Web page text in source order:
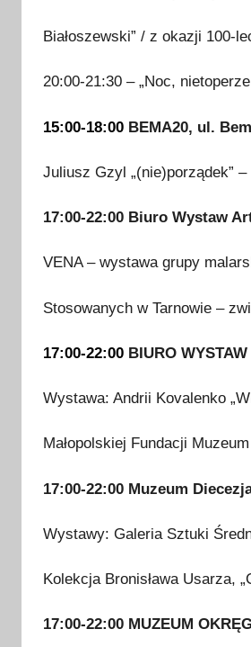
Białoszewski” / z okazji 100-
20:00-21:30 – „Noc,
15:00-18:00 BEMA20, ul.
Juliusz Gzyl „(nie)porządek”
17:00-22:00 Biuro Wystaw
VENA – wystawa grupy
Stosowanych w Tarnowie –
17:00-22:00 BIURO
Wystawa: Andrii Kovalenko
Małopolskiej Fundacji
17:00-22:00 Muzeum
Wystawy: Galeria Sztuki
Kolekcja Bronisława Usarza,
17:00-22:00 MUZEUM